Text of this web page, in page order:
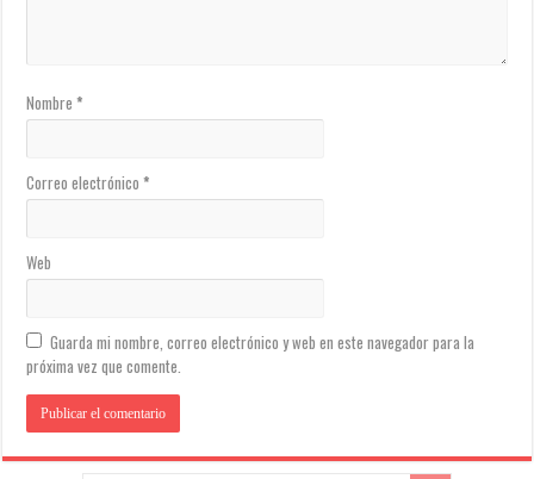
Nombre*
Correo electrónico*
Web
Guarda mi nombre, correo electrónico y web en este navegador para la
próxima vez que comente.